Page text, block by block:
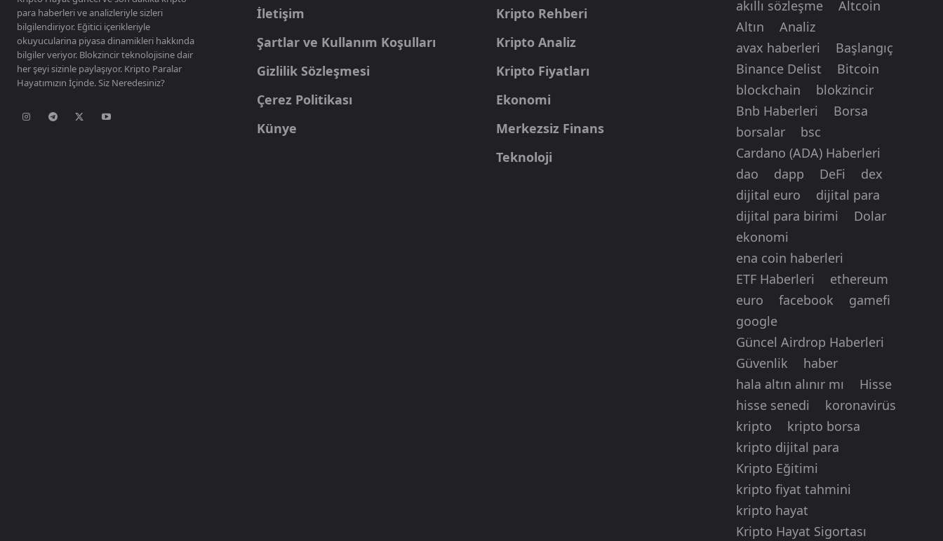
para haberleri ve analizleriyle sizleri
bilgilendiriyor. Eğitici içerikleriyle
okuyucularina piyasa dinamikleri hakkında
bilgiler veriyor. Blokzincir teknolojisine dair
her şeyi sizinle paylaşıyor. Kripto Paralar
Hayatımızın İçinde. Siz Neredesiniz?
İletişim
Şartlar ve Kullanım Koşulları
Gizlilik Sözleşmesi
Çerez Politikası
Künye
Kripto Rehberi
Kripto Analiz
Kripto Fiyatları
Ekonomi
Merkezsiz Finans
Teknoloji
akıllı sözleşme
Altcoin
Altın
Analiz
avax haberleri
Başlangıç
Binance Delist
Bitcoin
blockchain
blokzincir
Bnb Haberleri
Borsa
borsalar
bsc
Cardano (ADA) Haberleri
dao
dapp DeFi
dex
dijital euro
dijital para
dijital para birimi
Dolar
ekonomi
ena coin haberleri
ETF Haberleri
ethereum
euro
facebook
gamefi
google
Güncel Airdrop Haberleri
Güvenlik
haber
hala altın alınır mı
Hisse
hisse senedi
koronavirüs
kripto
kripto borsa
kripto dijital para
Kripto Eğitimi
kripto fiyat tahmini
kripto hayat
Kripto Hayat Sigortası